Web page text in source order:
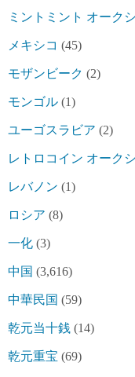
ミントミント オーク
メキシコ (45)
モザンビーク (2)
モンゴル (1)
ユーゴスラビア (2)
レトロコイン オーク
レバノン (1)
ロシア (8)
一化 (3)
中国 (3,616)
中華民国 (59)
乾元当十銭 (14)
乾元重宝 (69)